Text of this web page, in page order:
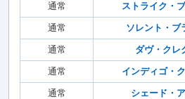
通常 ストライク・
通常 ソレント・ブ
通常 ダヴ・クレ
通常 インディゴ・
通常 シェード・